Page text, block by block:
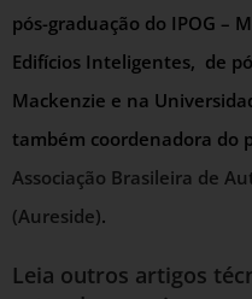
pós-graduação do IPOG –
Edifícios Inteligentes, de
Mackenzie e na
também coordenadora do
Associação Brasileira de
(Aureside).
Leia outros artigos